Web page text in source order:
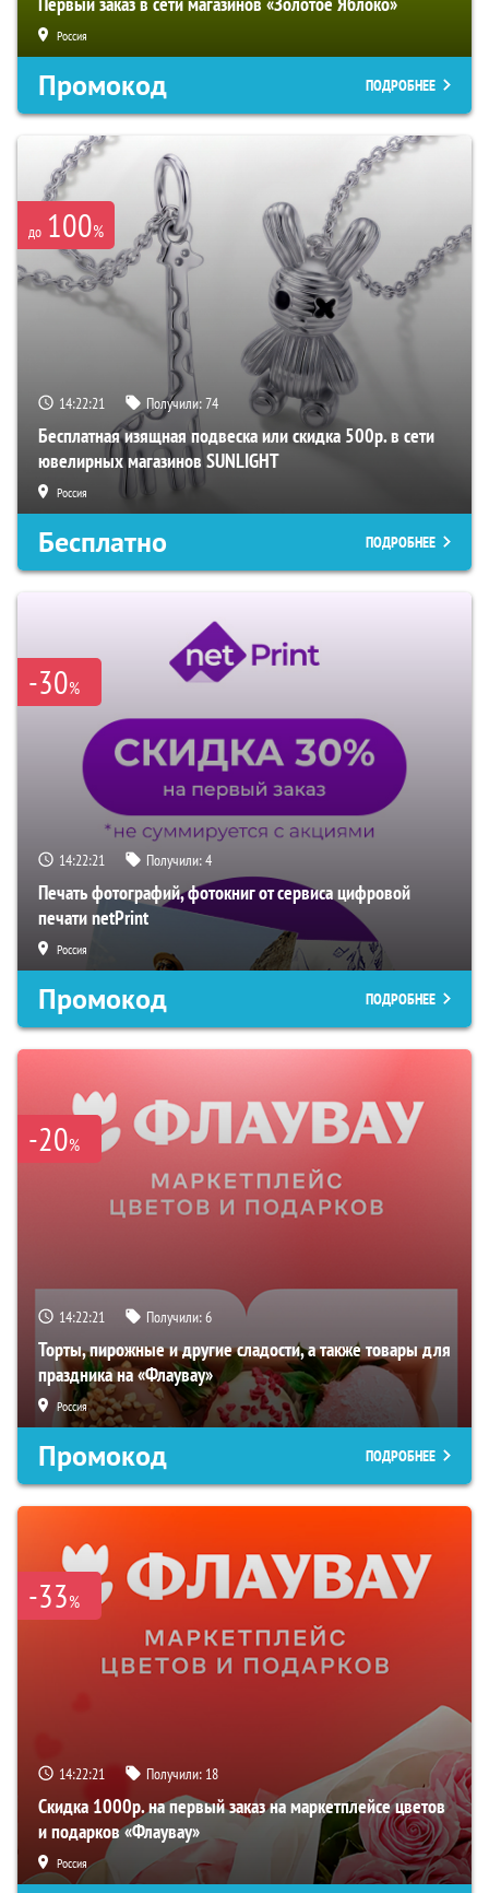
Россия
Промокод ПОДРОБНЕЕ
до 100%
14:22:20 Получили:74
Бесплатная изящная подвеска или скидка 500р. в сети
ювелирных магазинов SUNLIGHT
Россия
Бесплатно ПОДРОБНЕЕ
-30%
14:22:20 Получили:4
Печать фотографий, фотокниг от сервиса цифровой
печати netPrint
Россия
Промокод ПОДРОБНЕЕ
-20%
14:22:20 Получили:6
Торты, пирожные и другие сладости, а также товары для
праздника на «Флаувау»
Россия
Промокод ПОДРОБНЕЕ
-33%
14:22:20 Получили: 18
Скидка 1000р. на первый заказ на маркетплейсе цветов
и подарков «Флаувау»
Россия